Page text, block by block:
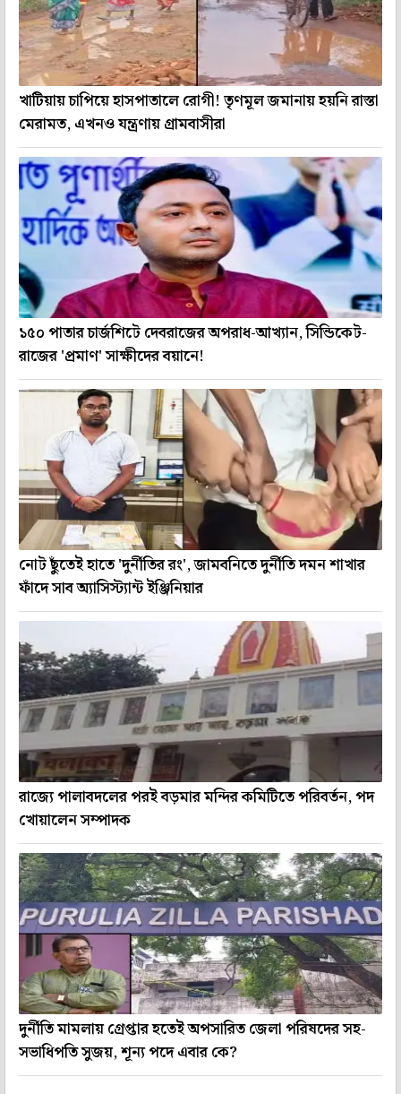
খাটিয়ায় চাপিয়ে হাসপাতালে রোগী! তৃণমূল জমানায় হয়নি রাস্তা
মেরামত, এখনও যন্ত্রণায় গ্রামবাসীরা
১৫০ পাতার চার্জশিটে দেবরাজের অপরাধ-আখ্যান, সিন্ডিকেট-
রাজের 'প্রমাণ' সাক্ষীদের বয়ানে!
নোট ছুঁতেই হাতে 'দুর্নীতির রং', জামবনিতে দুর্নীতি দমন শাখার
ফাঁদে সাব অ্যাসিস্ট্যান্ট ইঞ্জিনিয়ার
রাজ্যে পালাবদলের পরই বড়মার মন্দির কমিটিতে পরিবর্তন, পদ
খোয়ালেন সম্পাদক
দুর্নীতি মামলায় গ্রেপ্তার হতেই অপসারিত জেলা পরিষদের সহ-
সভাধিপতি সুজয়, শূন্য পদে এবার কে?